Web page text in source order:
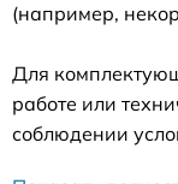
(например,
Для
работе или
соблюдении